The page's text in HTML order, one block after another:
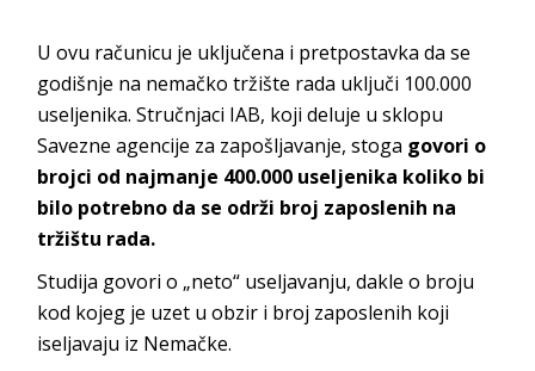
U ovu računicu je uključena i pretpostavka da se
godišnje na nemačko tržište rada uključi 100.000
useljenika. Stručnjaci IAB, koji deluje u sklopu
Savezne agencije za zapošljavanje, stoga govori o
brojci od najmanje 400.000 useljenika koliko bi
bilo potrebno da se održi broj zaposlenih na
tržištu rada.
Studija govori o „neto“ useljavanju, dakle o broju
kod kojeg je uzet u obzir i broj zaposlenih koji
iseljavaju iz Nemačke.